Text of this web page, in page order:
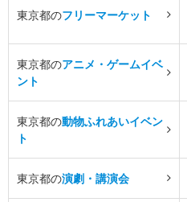
東京都のフリーマーケット
東京都のアニメ・ゲームイベ
ント
東京都の動物ふれあいイベン
ト
東京都の演劇・講演会